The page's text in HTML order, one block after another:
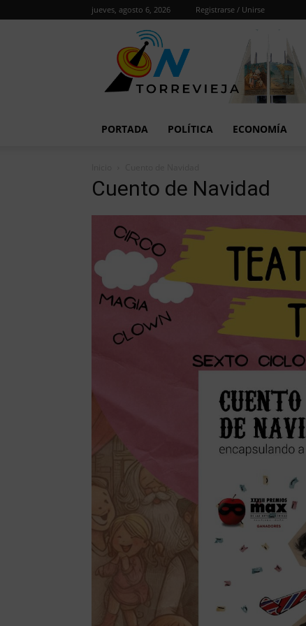
jueves, agosto 6, 2026 Registrarse / Unirse
PORTADA POLÍTICA ECONOMÍA
Cuento de Navidad